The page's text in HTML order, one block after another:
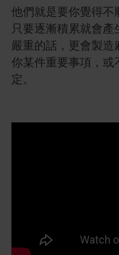
他們就是要你覺得不
只要逐漸積累就會產
嚴重的話，更會製
你某件重要事項，
定。